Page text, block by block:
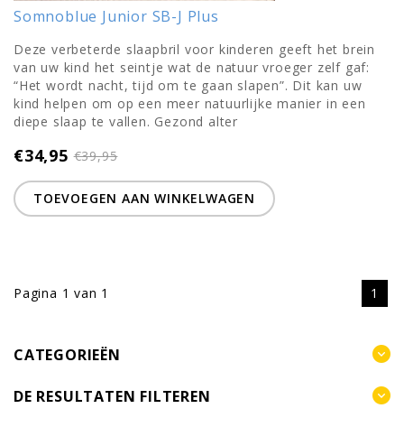
Somnoblue Junior SB-J Plus
Deze verbeterde slaapbril voor kinderen geeft het brein
van uw kind het seintje wat de natuur vroeger zelf gaf:
“Het wordt nacht, tijd om te gaan slapen”. Dit kan uw
kind helpen om op een meer natuurlijke manier in een
diepe slaap te vallen. Gezond alter
€34,95€39,95
TOEVOEGEN AAN WINKELWAGEN
Pagina 1 van 1 1
CATEGORIEËN
DE RESULTATEN FILTEREN